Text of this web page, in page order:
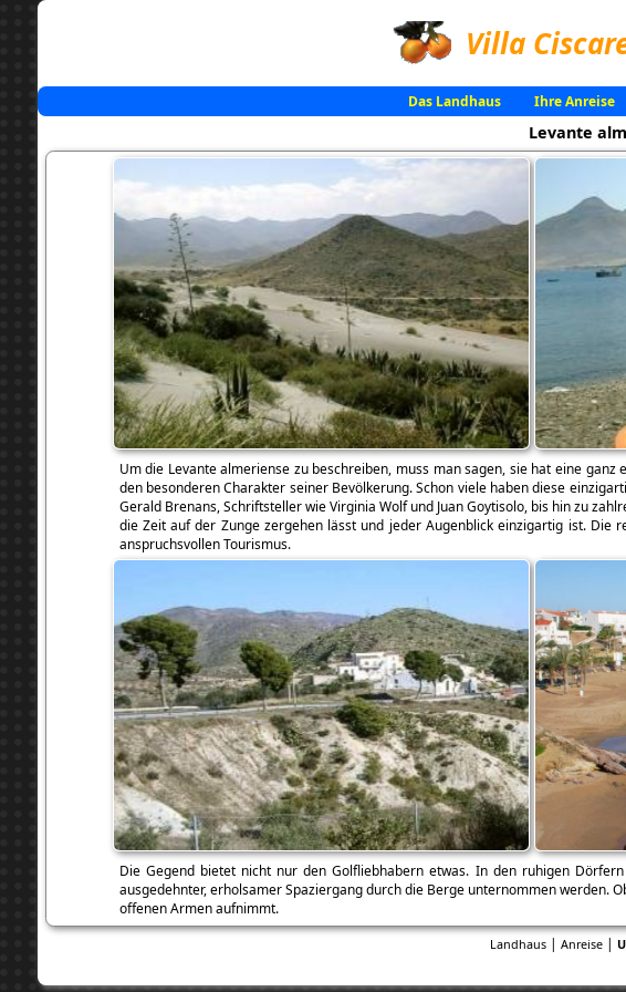
Villa
Das Landhaus Ihre Anreise
Levante
Um die Levante almeriense zu beschreiben, muss man sagen, sie hat eine
den besonderen Charakter seiner Bevölkerung. Schon viele haben diese
Gerald Brenans, Schriftsteller wie Virginia Wolf und Juan Goytisolo, bis hin zu
die Zeit auf der Zunge zergehen lässt und jeder Augenblick einzigartig ist. Die
anspruchsvollen Tourismus.
Die Gegend bietet nicht nur den Golfliebhabern etwas. In den ruhigen
ausgedehnter, erholsamer Spaziergang durch die Berge unternommen werden.
offenen Armen aufnimmt.
Landhaus |Anreise |